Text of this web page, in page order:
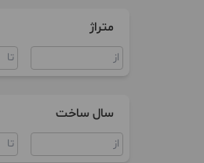
متراژ
سال ساخت